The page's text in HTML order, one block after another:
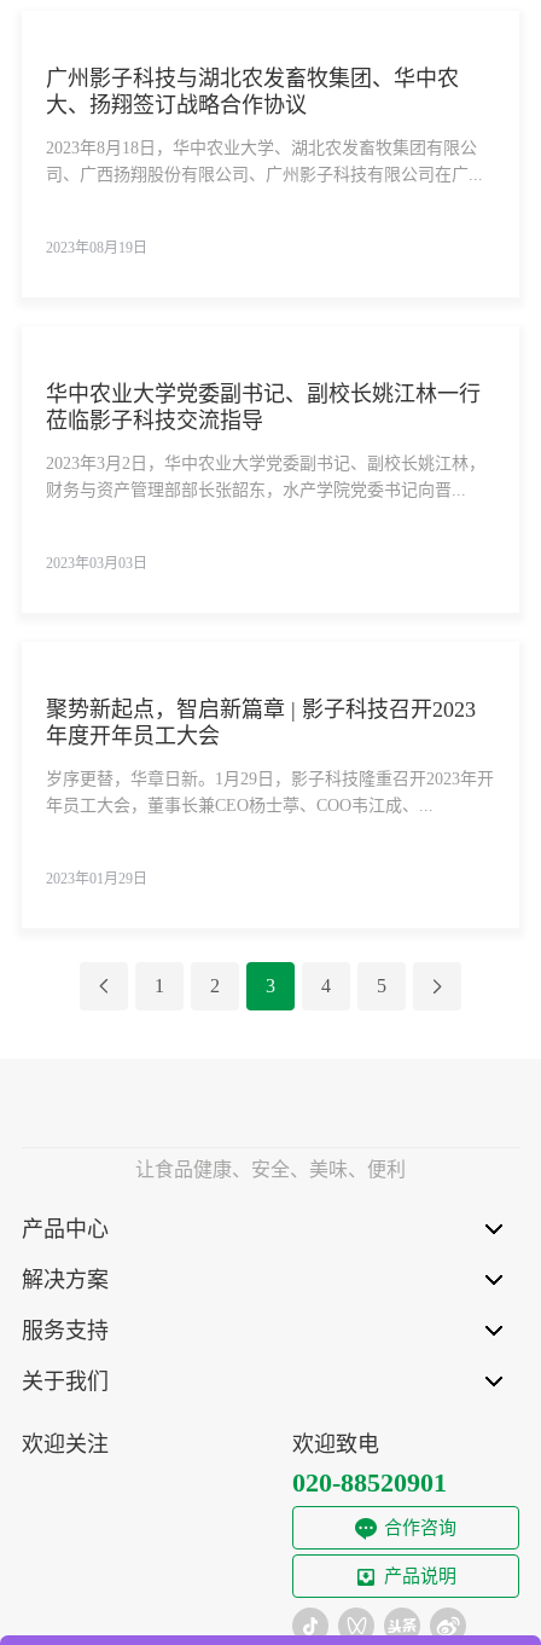
广州影子科技与湖北农发畜牧集团、华中农
大、扬翔签订战略合作协议
2023年8月18日，华中农业大学、湖北农发畜牧集团有限公
司、广西扬翔股份有限公司、广州影子科技有限公司在广...
2023年08月19日
华中农业大学党委副书记、副校长姚江林一行
莅临影子科技交流指导
2023年3月2日，华中农业大学党委副书记、副校长姚江林，
财务与资产管理部部长张韶东，水产学院党委书记向晋...
2023年03月03日
聚势新起点，智启新篇章 | 影子科技召开2023
年度开年员工大会
岁序更替，华章日新。1月29日，影子科技隆重召开2023年开
年员工大会，董事长兼CEO杨士葶、COO韦江成、...
2023年01月29日
1 2 3 4 5
让食品健康、安全、美味、便利
产品中心
解决方案
服务支持
关于我们
欢迎关注 欢迎致电
020-88520901
合作咨询
产品说明